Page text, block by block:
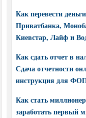
Как перевести
Приватбанка,
Киевстар, Лайф и
Как сдать отчет в
Сдача отчетности
инструкция для
Как стать
заработать первый